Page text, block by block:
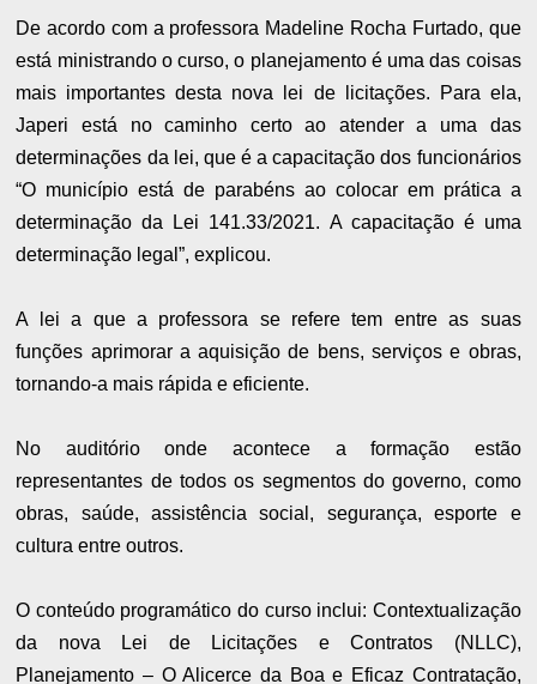
De acordo com a professora Madeline Rocha Furtado, que
está ministrando o curso, o planejamento é uma das coisas
mais importantes desta nova lei de licitações. Para ela,
Japeri está no caminho certo ao atender a uma das
determinações da lei, que é a capacitação dos funcionários
“O município está de parabéns ao colocar em prática a
determinação da Lei 141.33/2021. A capacitação é uma
determinação legal”, explicou.
A lei a que a professora se refere tem entre as suas
funções aprimorar a aquisição de bens, serviços e obras,
tornando-a mais rápida e eficiente.
No auditório onde acontece a formação estão
representantes de todos os segmentos do governo, como
obras, saúde, assistência social, segurança, esporte e
cultura entre outros.
O conteúdo programático do curso inclui: Contextualização
da nova Lei de Licitações e Contratos (NLLC),
Planejamento – O Alicerce da Boa e Eficaz Contratação,